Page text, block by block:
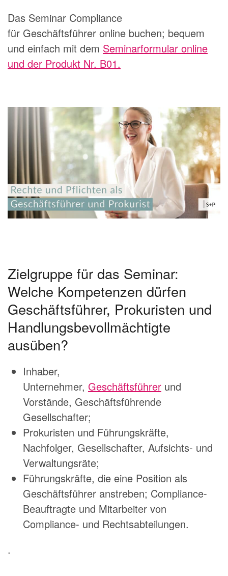
Das Seminar Compliance
für Geschäftsführer online buchen; bequem
und einfach mit dem Seminarformular online
und der Produkt Nr. B01.
Zielgruppe für das Seminar:
Welche Kompetenzen dürfen
Geschäftsführer, Prokuristen und
Handlungsbevollmächtigte
ausüben?
Inhaber,
Unternehmer, Geschäftsführer und
Vorstände, Geschäftsführende
Gesellschafter;
Prokuristen und Führungskräfte,
Nachfolger, Gesellschafter, Aufsichts- und
Verwaltungsräte;
Führungskräfte, die eine Position als
Geschäftsführer anstreben; Compliance-
Beauftragte und Mitarbeiter von
Compliance- und Rechtsabteilungen.
.